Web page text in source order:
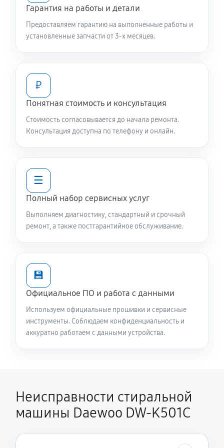
Ремонт или замена петли двери
650 руб 60 минут
Замена верхнего противовеса
1040 руб 60 минут
Замена бака стиральной машины Daewoo DW-
K501C
60 минут
Ремонт аквастопа стиральной машины Daewoo DW-
1170 руб 60 минут
1140 руб 60 минут
K501C
Гарантия на работы и детали
Предоставляем гарантию на выполненные работы и
установленные запчасти от 3-х месяцев.
₽
Понятная стоимость и консультация
Стоимость согласовывается до начала ремонта.
Консультация доступна по телефону и онлайн.
☰
Полный набор сервисных услуг
Выполняем диагностику, стандартный и срочный
ремонт, а также постгарантийное обслуживание.
💾
Официальное ПО и работа с данными
Используем официальные прошивки и сервисные
инструменты. Соблюдаем конфиденциальность и
аккуратно работаем с данными устройства.
Неисправности стиральной
машины Daewoo DW-K501C